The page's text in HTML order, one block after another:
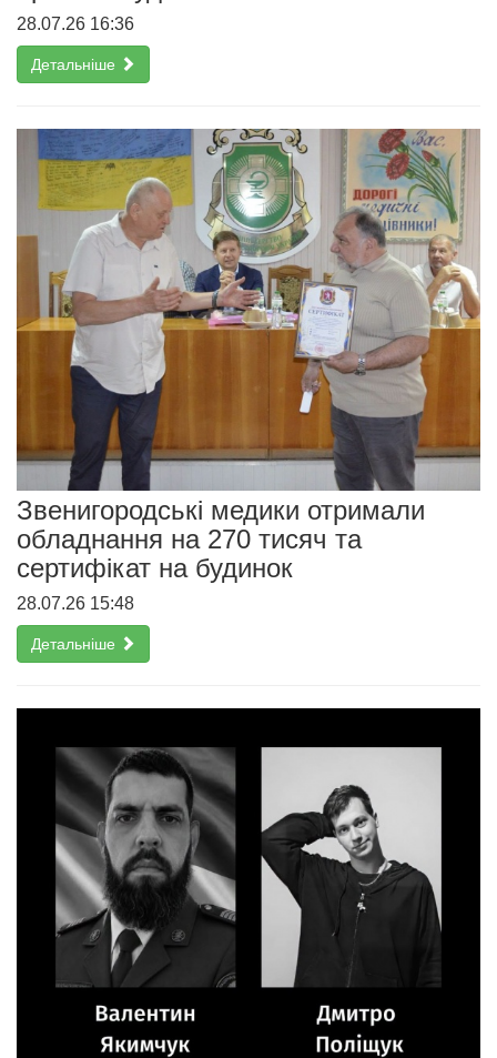
28.07.26 16:36
Детальніше
Звенигородські медики отримали
обладнання на 270 тисяч та
сертифікат на будинок
28.07.26 15:48
Детальніше